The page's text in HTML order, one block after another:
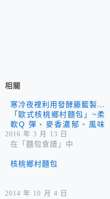
相關
寒冷夜裡利用發酵籐籃製作
「歐式核桃鄉村麵包」~柔
軟Q 彈、麥香濃郁、風味
十足!
2016 年 3 月 13 日
在「麵包食譜」中
核桃鄉村麵包
2014 年 10 月 4 日